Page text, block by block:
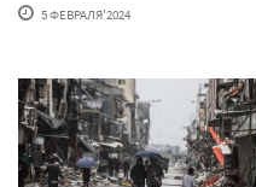
5 ФЕВРАЛЯ'2024